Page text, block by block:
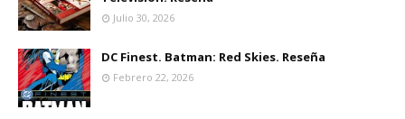
Julio 30, 2026
DC Finest. Batman: Red Skies. Reseña
Febrero 22, 2026